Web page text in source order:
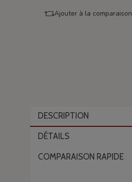
Ajouter à la comparaison
DESCRIPTION
DÉTAILS
COMPARAISON RAPIDE